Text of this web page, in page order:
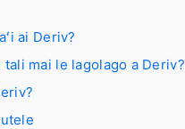
ai Deriv?
tali mai le lagolago a Deriv?